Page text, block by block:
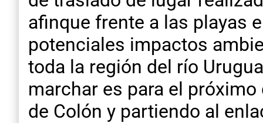
afinque frente a las playas
potenciales impactos
toda la región del río
marchar es para el
de Colón y partiendo al